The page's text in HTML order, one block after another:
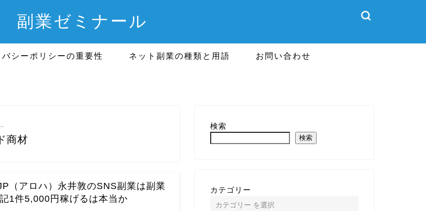
副業ゼミナール
シーポリシーの重要性 ネット副業の種類と用語 お問い合わせ
商材
（アロハ）永井敦のSNS副業は副業
1件5,000円稼げるは本当か
検索
検索
カテゴリー